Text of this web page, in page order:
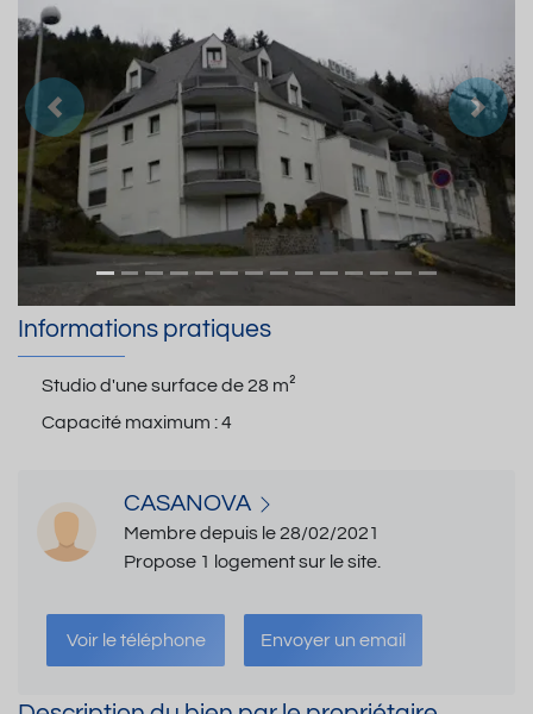
Précedent
Informations pratiques
Studio d'une surface de28 m²
Capacité maximum :4
CASANOVA
Membre depuis le 28/02/2021
Propose 1 logement sur le site.
Voir le téléphone Envoyer un email